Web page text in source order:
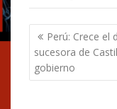
Navegación
de
entradas
Perú: Crece el
sucesora de
gobierno